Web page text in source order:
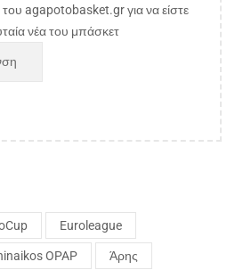
agapotobasket.gr για να είστε
νέα του μπάσκετ
Euroleague
OPAP Άρης